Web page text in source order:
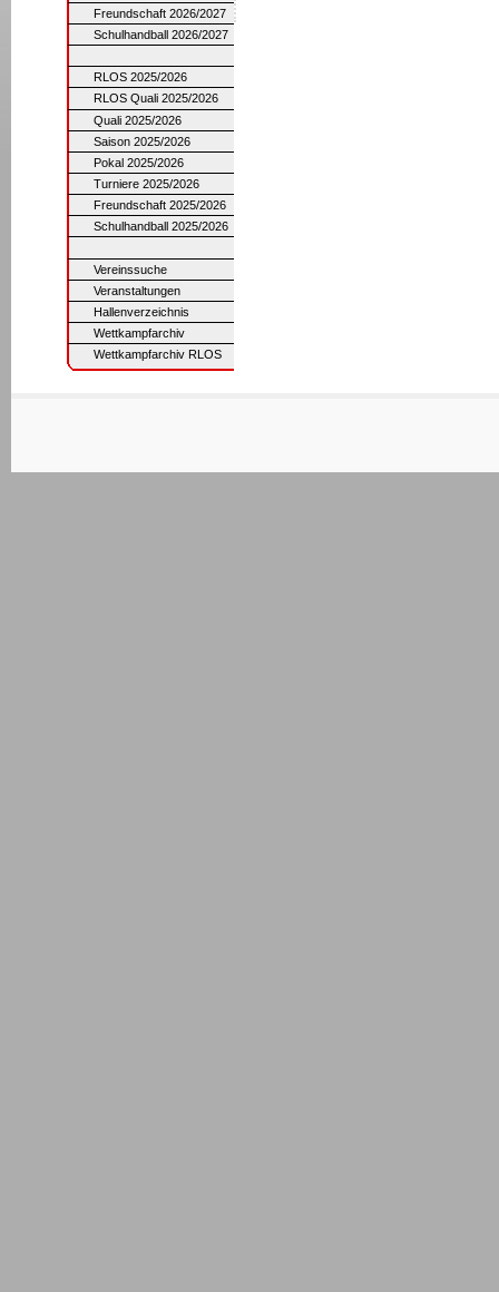
Freundschaft 2026/2027
Schulhandball 2026/2027
RLOS 2025/2026
RLOS Quali 2025/2026
Quali 2025/2026
Saison 2025/2026
Pokal 2025/2026
Turniere 2025/2026
Freundschaft 2025/2026
Schulhandball 2025/2026
Vereinssuche
Veranstaltungen
Hallenverzeichnis
Wettkampfarchiv
Wettkampfarchiv RLOS